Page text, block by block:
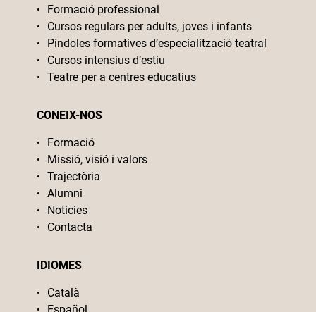
Formació professional
Cursos regulars per adults, joves i infants
Píndoles formatives d’especialització teatral
Cursos intensius d’estiu
Teatre per a centres educatius
CONEIX-NOS
Formació
Missió, visió i valors
Trajectòria
Alumni
Noticies
Contacta
IDIOMES
Català